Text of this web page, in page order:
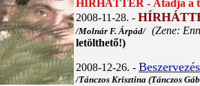
HÍRHÁTTÉR - Átadja a
2008-11-28. -
/Molnár F. Árpád/ (Zene:
letölthető!)
2008-12-26. -
/Tánczos Krisztina (Tánczos